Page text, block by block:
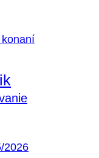
2026